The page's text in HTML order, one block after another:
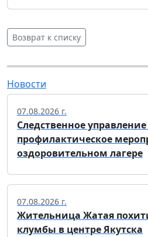
Возврат к списку
Новости
07.08.2026 г.
Следственное
профилактическое
оздоровительном лагере
07.08.2026 г.
Жительница Жатая
клумбы в центре Якутска